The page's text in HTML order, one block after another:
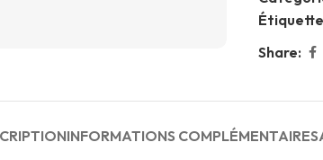
Share:
INFORMATIONS COMPLÉMENTAIRES